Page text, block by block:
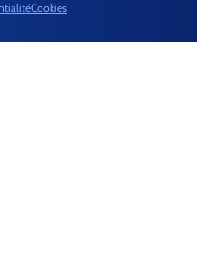
Cookies